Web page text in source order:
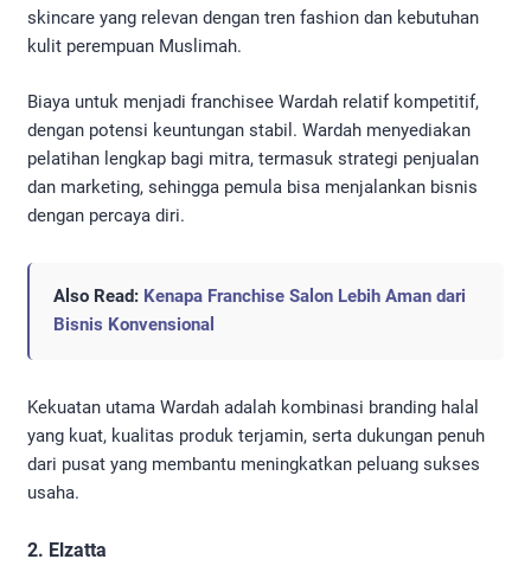
skincare yang relevan dengan tren fashion dan kebutuhan
kulit perempuan Muslimah.
Biaya untuk menjadi franchisee Wardah relatif kompetitif,
dengan potensi keuntungan stabil. Wardah menyediakan
pelatihan lengkap bagi mitra, termasuk strategi penjualan
dan marketing, sehingga pemula bisa menjalankan bisnis
dengan percaya diri.
Also Read: Kenapa Franchise Salon Lebih Aman dari
Bisnis Konvensional
Kekuatan utama Wardah adalah kombinasi branding halal
yang kuat, kualitas produk terjamin, serta dukungan penuh
dari pusat yang membantu meningkatkan peluang sukses
usaha.
2. Elzatta